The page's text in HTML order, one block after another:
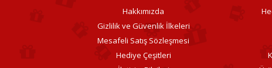
Hakkımızda
Gizlilik ve Güvenlik İlkeleri
Mesafeli Satış Sözleşmesi
Hediye Çeşitleri